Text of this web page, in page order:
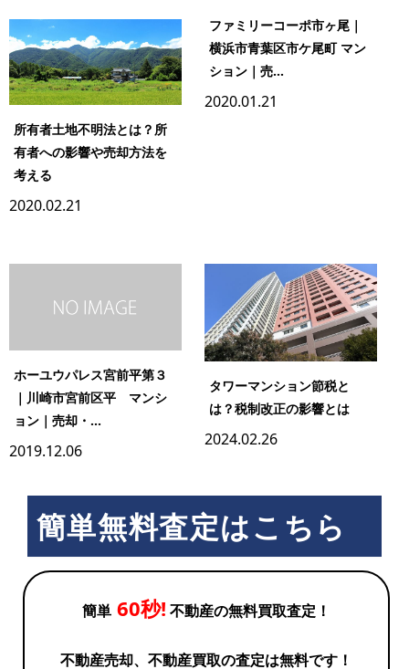
所有者土地不明法とは？所
有者への影響や売却方法を
考える
2020.02.21
ファミリーコーポ市ヶ尾｜
横浜市青葉区市ケ尾町 マン
ション｜売...
2020.01.21
ホーユウパレス宮前平第３
｜川崎市宮前区平 マンシ
ョン｜売却・...
2019.12.06
タワーマンション節税と
は？税制改正の影響とは
2024.02.26
簡単無料査定はこちら
簡単 60秒! 不動産の無料買取査定！
不動産売却、不動産買取の査定は無料です！